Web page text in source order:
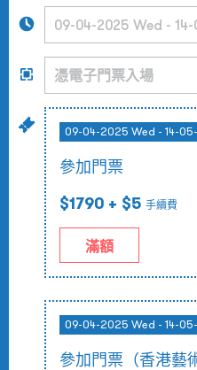
09-04-2025 Wed - 14-
參加門票
$1790 + $5 手續費
滿額
09-04-2025 Wed - 14-
參加門票（香港藝